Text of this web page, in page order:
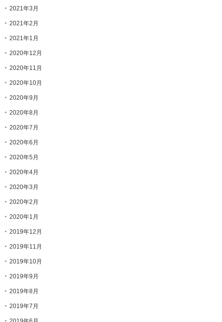
2021年3月
2021年2月
2021年1月
2020年12月
2020年11月
2020年10月
2020年9月
2020年8月
2020年7月
2020年6月
2020年5月
2020年4月
2020年3月
2020年2月
2020年1月
2019年12月
2019年11月
2019年10月
2019年9月
2019年8月
2019年7月